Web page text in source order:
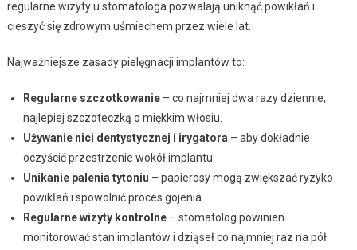
regularne wizyty u stomatologa pozwalają uniknąć powikłań i
cieszyć się zdrowym uśmiechem przez wiele lat.
Najważniejsze zasady pielęgnacji implantów to:
Regularne szczotkowanie– co najmniej dwa razy dziennie,
najlepiej szczoteczką o miękkim włosiu.
Używanie nici dentystycznej i irygatora – aby dokładnie
oczyścić przestrzenie wokół implantu.
Unikanie palenia tytoniu – papierosy mogą zwiększać ryzyko
powikłań i spowolnić proces gojenia.
Regularne wizyty kontrolne– stomatolog powinien
monitorować stan implantów i dziąseł co najmniej raz na pół